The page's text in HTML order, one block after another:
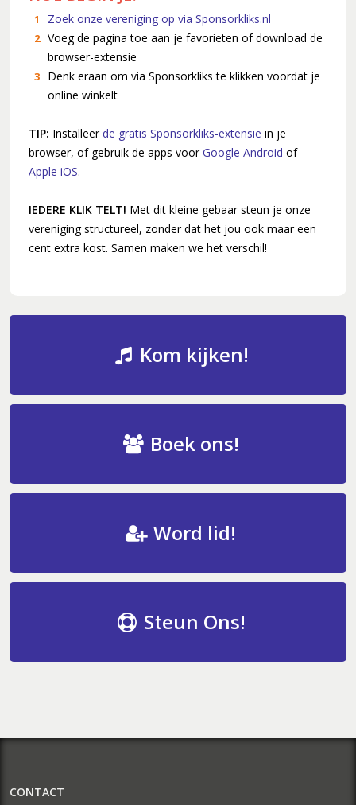
Zoek onze vereniging op via Sponsorkliks.nl
Voeg de pagina toe aan je favorieten of download de
browser-extensie
Denk eraan om via Sponsorkliks te klikken voordat je
online winkelt
TIP: Installeerde gratis Sponsorkliks-extensie in je
browser, of gebruik de apps voorGoogle Android of
Apple iOS.
IEDERE KLIK TELT! Met dit kleine gebaar steun je onze
vereniging structureel, zonder dat het jou ook maar een
cent extra kost. Samen maken we het verschil!
Kom kijken!
Boek ons!
Word lid!
Steun Ons!
CONTACT